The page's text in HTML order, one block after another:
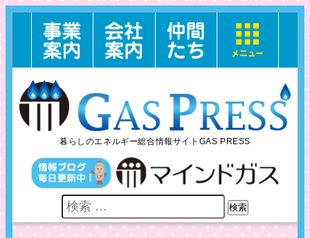
暮らしのエネルギー総合情報サイトGAS PRESS
検索